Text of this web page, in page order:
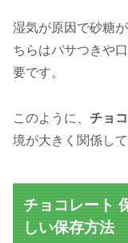
湿気が原因で砂糖
ちらはパサつきや
要です。
このように、 チョ
境が大きく関係して
チョコレート
しい保存方法